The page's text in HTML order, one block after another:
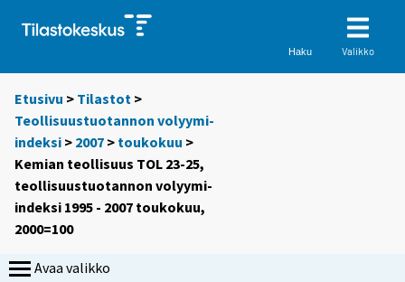
Haku Valikko
Etusivu > Tilastot >
Teollisuustuotannon volyymi-
indeksi > 2007 > toukokuu >
Kemian teollisuus TOL 23-25,
teollisuustuotannon volyymi-
indeksi 1995 - 2007 toukokuu,
2000=100
Avaa valikko